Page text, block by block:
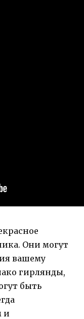
Они могут
вашему
гирлянды,
быть
и